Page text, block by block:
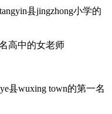
县jingzhong小学的
高中的女老师
县wuxing town的第一名